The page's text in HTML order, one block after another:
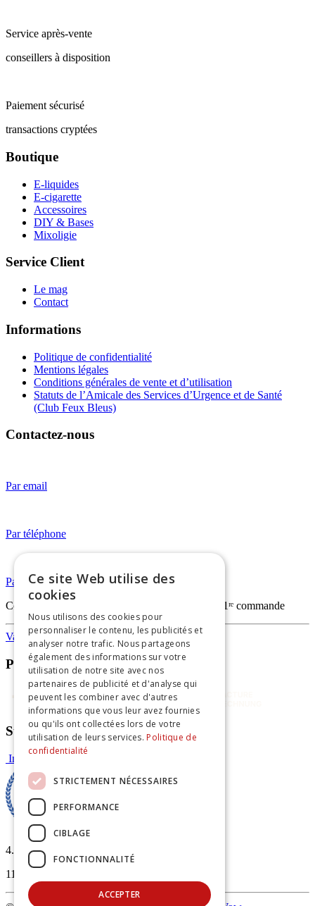
Service après-vente
conseillers à disposition
Paiement sécurisé
transactions cryptées
Boutique
E-liquides
E-cigarette
Accessoires
DIY & Bases
Mixoligie
Service Client
Le mag
Contact
Informations
Politique de confidentialité
Mentions légales
Conditions générales de vente et d’utilisation
Statuts de l’Amicale des Services d’Urgence et de Santé
(Club Feux Bleus)
Contactez-nous
Par email
Par téléphone
Par WhatsApp
Code
— -20% sur votre 1ʳᵉ commande
Vapothèque
Paiements sécurisés
Suivez-nous
Instagram
4.96
/5
113 avis vérifiés
Ce site Web utilise des
cookies
Nous utilisons des cookies pour
personnaliser le contenu, les publicités et
analyser notre trafic. Nous partageons
également des informations sur votre
utilisation de notre site avec nos
partenaires de publicité et d'analyse qui
peuvent les combiner avec d'autres
informations que vous leur avez fournies
ou qu'ils ont collectées lors de votre
utilisation de leurs services. Politique de
confidentialité
STRICTEMENT NÉCESSAIRES
PERFORMANCE
CIBLAGE
FONCTIONNALITÉ
ACCEPTER